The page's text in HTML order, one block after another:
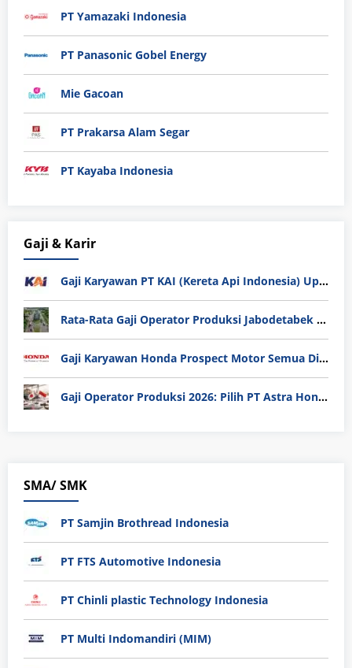
PT Yamazaki Indonesia
PT Panasonic Gobel Energy
Mie Gacoan
PT Prakarsa Alam Segar
PT Kayaba Indonesia
Gaji & Karir
Gaji Karyawan PT KAI (Kereta Api Indonesia) Update 2025
Rata-Rata Gaji Operator Produksi Jabodetabek 2025: Bedah Tuntas UMK, Lemburan, dan Realita Hidup Buruh
Gaji Karyawan Honda Prospect Motor Semua Divisi
Gaji Operator Produksi 2026: Pilih PT Astra Honda Motor (AHM) atau Manufaktur di Jepang?
SMA/ SMK
PT Samjin Brothread Indonesia
PT FTS Automotive Indonesia
PT Chinli plastic Technology Indonesia
PT Multi Indomandiri (MIM)